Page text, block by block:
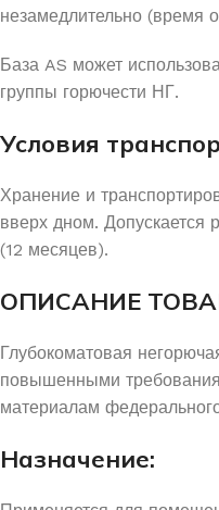
незамедлительно (время
База AS может
группы горючести НГ.
Условия
Хранение и
вверх дном. Допускается
(12 месяцев).
ОПИСАНИЕ
Глубокоматовая
повышенными
материалам
Назначение: